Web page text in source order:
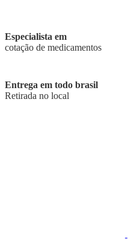
Especialista em
cotação de medicamentos
Entrega em todo brasil
Retirada no local